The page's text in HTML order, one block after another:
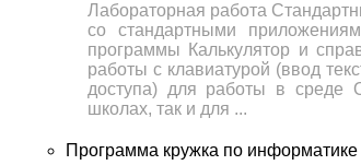
Лабораторная работа
со стандартными
программы Калькулятор и
работы с клавиатурой (ввод
доступа) для работы в среде
школах, так и для ...
Программа кружка по